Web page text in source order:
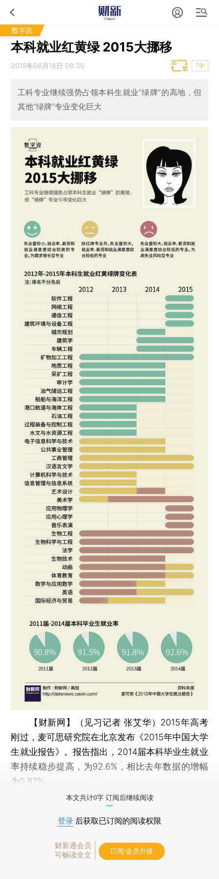
数字说
本科就业红黄绿 2015大挪移
2015年06月18日 09:30 T中
工科专业继续强势占领本科生就业“绿牌”的高地，但
其他“绿牌”专业变化巨大
【财新网】（见习记者 张艾华） 2015年高考
刚过，麦可思研究院在北京发布《2015年中国大学
生就业报告》。报告指出，2014届本科毕业生就业
率持续稳步提高，为92.6%，相比去年数据的增幅
为0.87%。
本文共计0字 订阅后继续阅读
登录 后获取已订阅的阅读权限
财新通会员
可畅读全文
订阅/会员升级